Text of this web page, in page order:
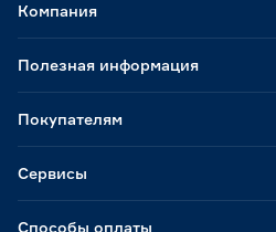
Способы оплаты
Компания
Полезная информация
Покупателям
Сервисы